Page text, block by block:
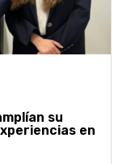
su
en